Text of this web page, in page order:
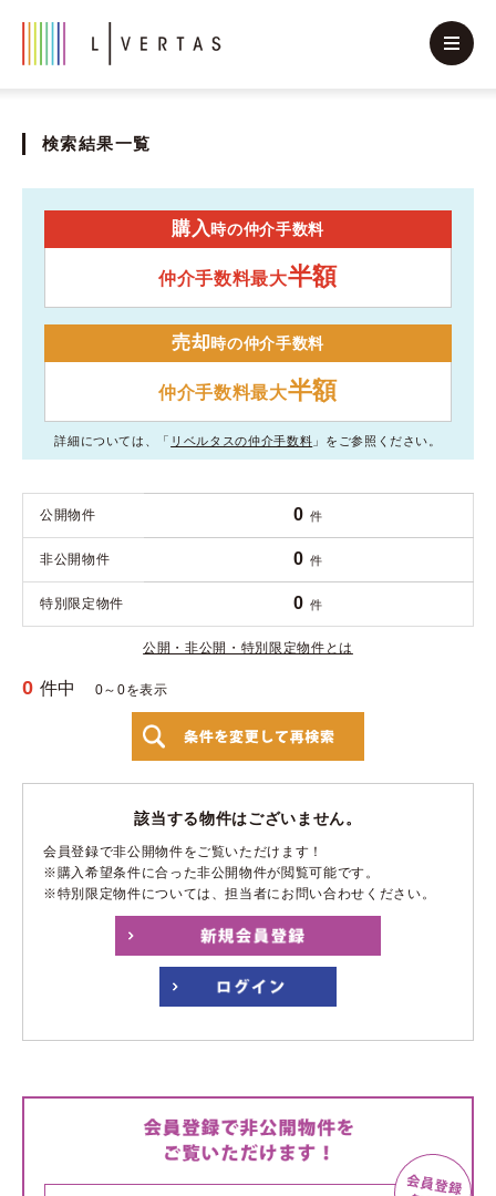
検索結果一覧
購入時の仲介手数料
仲介手数料最大半額
売却時の仲介手数料
仲介手数料最大半額
詳細については、「 リベルタスの仲介手数料 」をご参照ください。
公開物件 0 件
非公開物件 0 件
特別限定物件 0 件
公開・非公開・特別限定物件とは
0 件中 0～0を表示
該当する物件はございません。
会員登録で非公開物件をご覧いただけます！
※購入希望条件に合った非公開物件が閲覧可能です。
※特別限定物件については、担当者にお問い合わせください。